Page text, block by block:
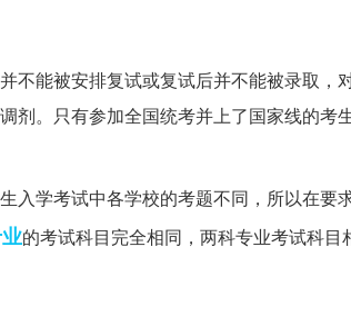
能被安排复试或复试后并不能被录取，
剂。只有参加全国统考并上了国家线的考
入学考试中各学校的考题不同，所以在要
的考试科目完全相同，两科专业考试科目